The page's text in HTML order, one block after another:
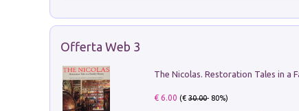
Offerta Web 3
€ 6.00 (€30.00- 80%)